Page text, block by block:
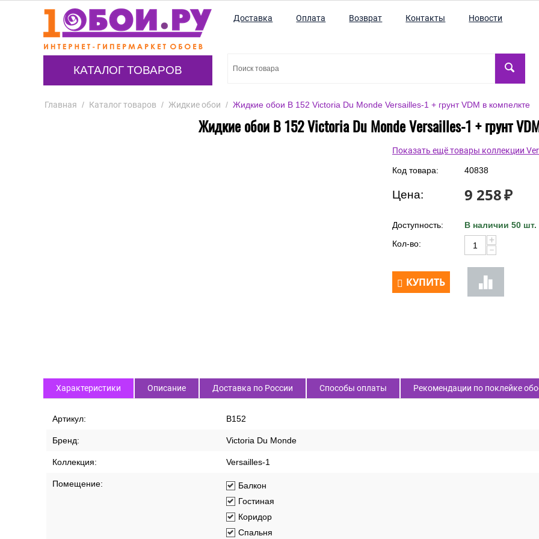
КАТАЛОГ ТОВАРОВ
Доставка Оплата Возврат Контакты Новости
Главная / Каталог товаров / Жидкие обои / Жидкие обои В 152 Victoria Du Monde Versailles-1 + грунт VDM в компелкте
Жидкие обои В 152 Victoria Du Monde Versailles-1 + грунт
Показать ещё товары коллекции
Код товара: 40838
Цена: 9 258₽
Доступность:
В наличии 50 шт.
Кол-во:
+
−
КУПИТЬ
Характеристики Описание Доставка по России Способы оплаты Рекомендации по поклейке
Артикул: В152
Бренд: Victoria Du Monde
Коллекция: Versailles-1
Помещение:
Балкон
Гостиная
Коридор
Спальня